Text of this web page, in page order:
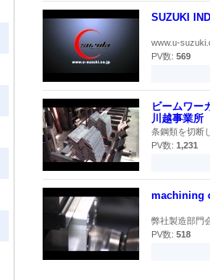
SUZUKI
www.u-
PV数: 569
ビームワー
川越事業所
条鋼類を切断
PV数: 1,231
machining
弊社製造部門
PV数: 518